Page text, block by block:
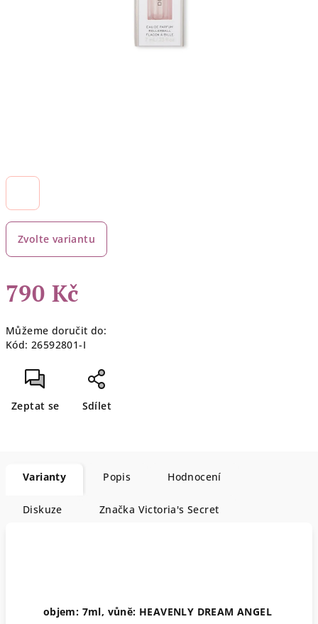
Zvolte variantu
790 Kč
cena:
Můžeme doručit do:
Kód: 26592801-I
Zeptat se Sdílet
Varianty Popis Hodnocení
Diskuze Značka Victoria's Secret
objem: 7ml, vůně: HEAVENLY DREAM ANGEL